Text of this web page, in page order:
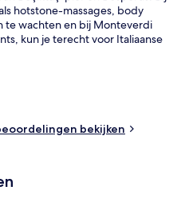
hotstone-massages, body
te wachten en bij Monteverdi
kun je terecht voor Italiaanse
en een bar aan het zwembad.
in de buurt
bekijken